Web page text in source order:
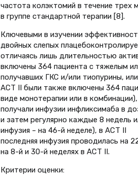
частота колэктомий в течение трех
в группе стандартной терапии [8].
Ключевыми в изучении
двойных слепых
отличаясь лишь длительностью
включены 364 пациента с тяжелым
получавших ГКС и/или тиопурины,
АСТ II были также включены 364
виде монотерапии или в
получали инфузии инфликсимаба в
и затем регулярно каждые 8 недель
инфузия – на 46-й неделе), в АСТ II
последняя инфузия проводилась на
на 8-й и 30-й неделях в АСТ II.
Критерии оценки: